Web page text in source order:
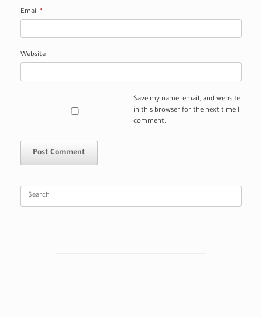
Email *
Website
Save my name, email, and website
in this browser for the next time I
comment.
Search